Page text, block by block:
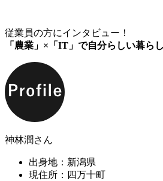
従業員の方にインタビュー！
「農業」×「IT」で自分らしい暮ら
神林潤さん
出身地：新潟県
現住所：四万十町